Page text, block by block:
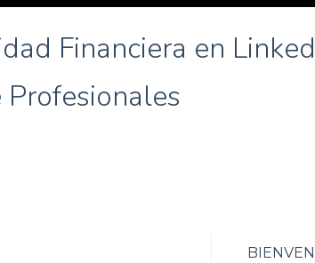
una empresa en 20 minutos (Masterclass de